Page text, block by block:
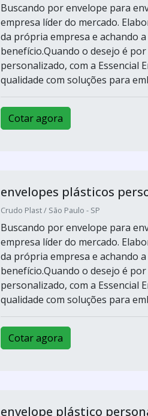
Buscando por envelope para
empresa líder do mercado.
da própria empresa e achando
benefício.Quando o desejo é
personalizado, com a Essencial
qualidade com soluções para
Cotar agora
envelopes plásticos
Crudo Plast / São Paulo - SP
Buscando por envelope para
empresa líder do mercado.
da própria empresa e achando
benefício.Quando o desejo é
personalizado, com a Essencial
qualidade com soluções para
Cotar agora
envelope plástico